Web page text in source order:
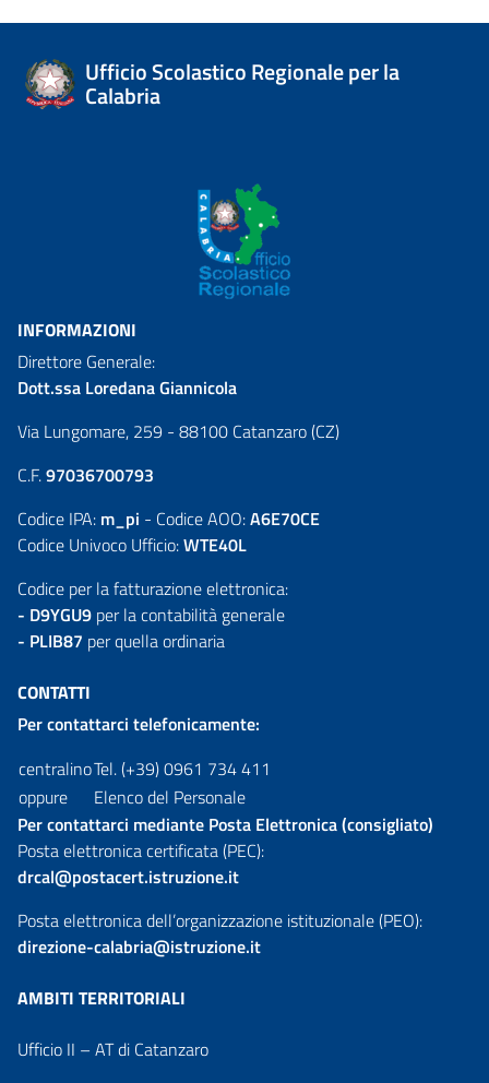
Ufficio Scolastico Regionale per la
Calabria
INFORMAZIONI
Direttore Generale:
Dott.ssa Loredana Giannicola
Via Lungomare, 259 - 88100 Catanzaro (CZ)
C.F.97036700793
Codice IPA: m_pi - Codice AOO:A6E70CE
Codice Univoco Ufficio:WTE40L
Codice per la fatturazione elettronica:
- D9YGU9 per la contabilità generale
- PLIB87 per quella ordinaria
CONTATTI
Per contattarci telefonicamente:
centralinoTel. (+39) 0961 734 411
oppure
Elenco del Personale
Per contattarci mediante Posta Elettronica (consigliato)
Posta elettronica certificata (PEC):
drcal@postacert.istruzione.it
Posta elettronica dell’organizzazione istituzionale (PEO):
direzione-calabria@istruzione.it
AMBITI TERRITORIALI
Ufficio II – AT di Catanzaro